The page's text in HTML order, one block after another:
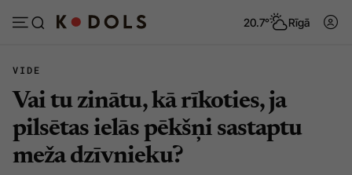
20.7° Rīgā
Abonēt Pieslēgties
Ziņas
VIDE
Vai tu zinātu, kā rīkoties, ja
pilsētas ielās pēkšņi sastaptu
meža dzīvnieku?